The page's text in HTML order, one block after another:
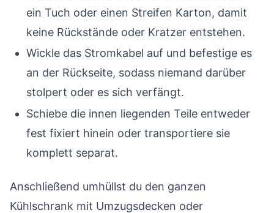
ein Tuch oder einen Streifen Karton, damit
keine Rückstände oder Kratzer entstehen.
Wickle das Stromkabel auf und befestige es
an der Rückseite, sodass niemand darüber
stolpert oder es sich verfängt.
Schiebe die innen liegenden Teile entweder
fest fixiert hinein oder transportiere sie
komplett separat.
Anschließend umhüllst du den ganzen
Kühlschrank mit Umzugsdecken oder